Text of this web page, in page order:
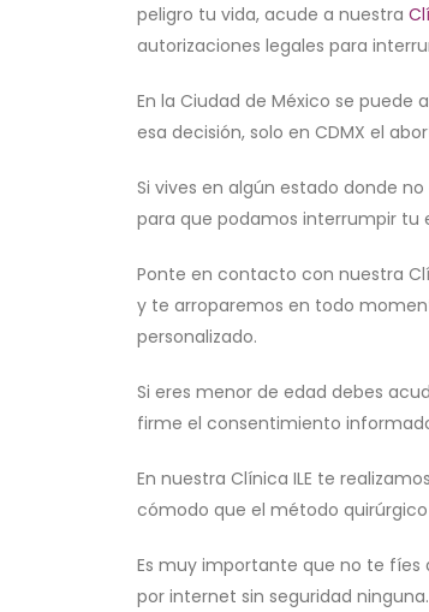
peligro tu vida, acude a nuestra
autorizaciones legales para
En la Ciudad de México se
esa decisión, solo en CDMX el
Si vives en algún estado donde
para que podamos interrumpir tu
Ponte en contacto con nuestra
y te arroparemos en todo
personalizado.
Si eres menor de edad debes
firme el consentimiento
En nuestra Clínica ILE te
cómodo que el método
Es muy importante que no te
por internet sin seguridad